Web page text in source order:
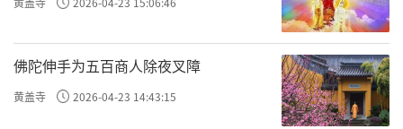
期之一，而石敬瑭又是那个时代最龌龊最可耻
的人物。五代的皇帝，基本上是靠武力劫夺的
帝位，虽然造成了极大的社会震荡，也还是军
阀本色，倒也不丢人。石敬瑭却是个例外，为
佛陀伸手为五百商人除夜叉障
黄盖寺 2026-04-23 14:43:15